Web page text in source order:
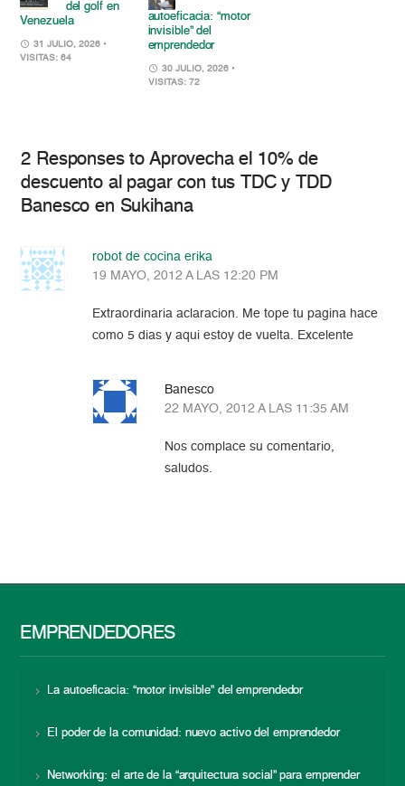
del golf en
Venezuela
31 JULIO, 2026 •
VISITAS: 64
autoeficacia: “motor
invisible” del
emprendedor
30 JULIO, 2026 •
VISITAS: 72
2 Responses to Aprovecha el 10% de
descuento al pagar con tus TDC y TDD
Banesco en Sukihana
robot de cocina erika
19 MAYO, 2012 A LAS 12:20 PM
Extraordinaria aclaracion. Me tope tu pagina hace
como 5 dias y aqui estoy de vuelta. Excelente
Banesco
22 MAYO, 2012 A LAS 11:35 AM
Nos complace su comentario,
saludos.
EMPRENDEDORES
La autoeficacia: “motor invisible” del emprendedor
El poder de la comunidad: nuevo activo del emprendedor
Networking: el arte de la “arquitectura social” para emprender